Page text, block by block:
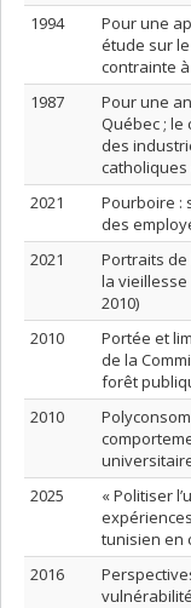
1994
Pour une
étude sur
contrainte
1987
Pour une
Québec ;
des
catholiques
2021
Pourboire :
des
2021
Portraits de
la vieillesse
2010)
2010
Portée et
de la
forêt
2010
2025
« Politiser
tunisien en
2016